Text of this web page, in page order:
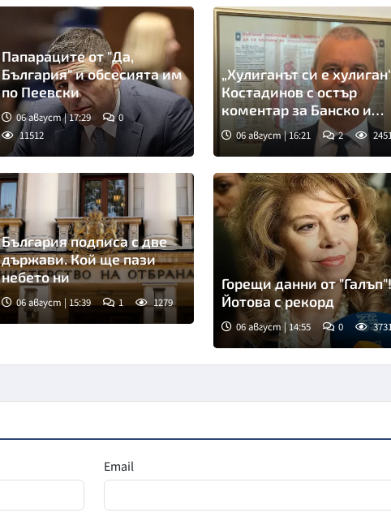
Папараците от "Да,
България" и обсесията им
по Пеевски
06 август | 17:29
0
11512
„Хулиганът си е
Костадинов с остър
коментар за Банско и
Израел
06 август | 16:21 2
България подписа с две
държави. Кой ще пази
небето ни
06 август | 15:39 1 1279
Снимка: БГНЕС
Горещи данни от "Галъп"!
Йотова с рекорд
06 август | 14:55 0
Email